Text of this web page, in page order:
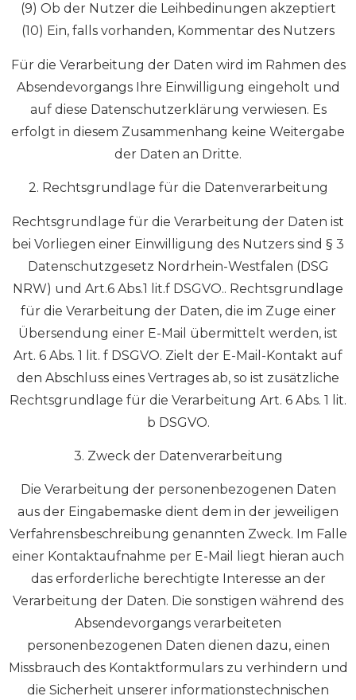
(9) Ob der Nutzer die Leihbedinungen akzeptiert
(10) Ein, falls vorhanden, Kommentar des Nutzers
Für die Verarbeitung der Daten wird im Rahmen des
Absendevorgangs Ihre Einwilligung eingeholt und
auf diese Datenschutzerklärung verwiesen. Es
erfolgt in diesem Zusammenhang keine Weitergabe
der Daten an Dritte.
2. Rechtsgrundlage für die Datenverarbeitung
Rechtsgrundlage für die Verarbeitung der Daten ist
bei Vorliegen einer Einwilligung des Nutzers sind § 3
Datenschutzgesetz Nordrhein-Westfalen (DSG
NRW) und Art.6 Abs.1 lit.f DSGVO.. Rechtsgrundlage
für die Verarbeitung der Daten, die im Zuge einer
Übersendung einer E-Mail übermittelt werden, ist
Art. 6 Abs. 1 lit. f DSGVO. Zielt der E-Mail-Kontakt auf
den Abschluss eines Vertrages ab, so ist zusätzliche
Rechtsgrundlage für die Verarbeitung Art. 6 Abs. 1 lit.
b DSGVO.
3. Zweck der Datenverarbeitung
Die Verarbeitung der personenbezogenen Daten
aus der Eingabemaske dient dem in der jeweiligen
Verfahrensbeschreibung genannten Zweck. Im Falle
einer Kontaktaufnahme per E-Mail liegt hieran auch
das erforderliche berechtigte Interesse an der
Verarbeitung der Daten. Die sonstigen während des
Absendevorgangs verarbeiteten
personenbezogenen Daten dienen dazu, einen
Missbrauch des Kontaktformulars zu verhindern und
die Sicherheit unserer informationstechnischen